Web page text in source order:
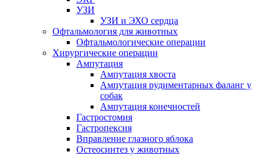
УЗИ
УЗИ и ЭХО сердца
Офтальмология для животных
Офтальмологические операции
Хирургические операции
Ампутация
Ампутация хвоста
Ампутация рудиментарных фаланг у
собак
Ампутация конечностей
Гастростомия
Гастропексия
Вправление глазного яблока
Остеосинтез у животных